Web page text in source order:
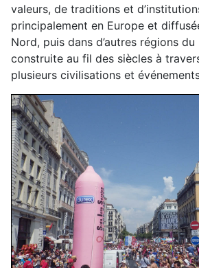
valeurs, de traditions et
principalement en Europe et
Nord, puis dans d’autres régions du
construite au fil des siècles à
plusieurs civilisations et